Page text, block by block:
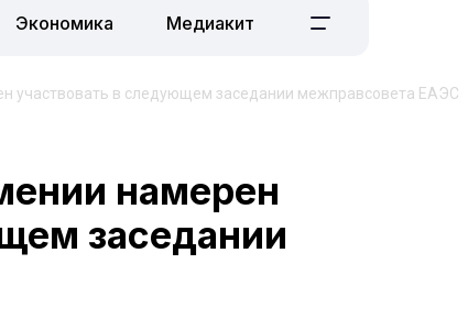
Экономика Медиакит
участвовать в следующем заседании межправсовета ЕАЭС
намерен
заседании